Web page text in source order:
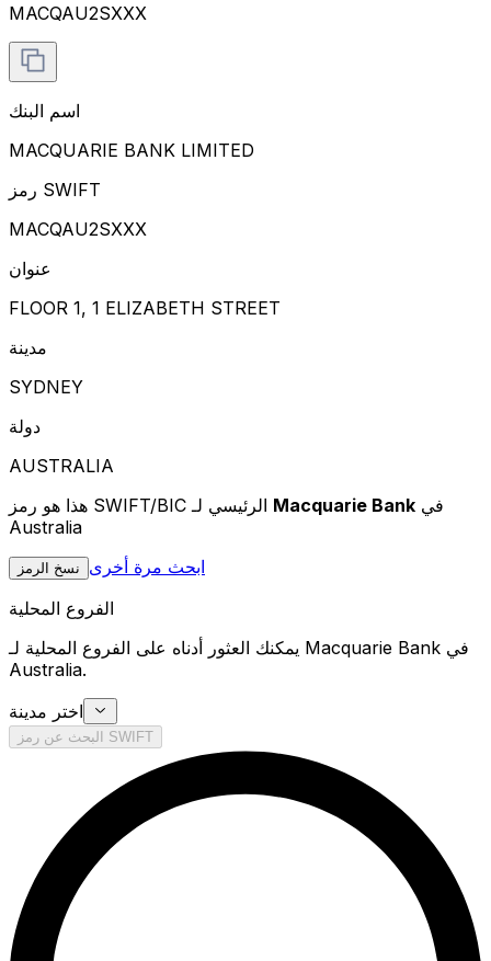
MACQAU2SXXX
اسم البنك
MACQUARIE BANK LIMITED
رمز SWIFT
MACQAU2SXXX
عنوان
FLOOR 1, 1 ELIZABETH STREET
مدينة
SYDNEY
دولة
AUSTRALIA
Macquarie Bank
Australia
نسخ الرمز
ابحث مرة أخرى
الفروع المحلية
يمكنك العثور أدناه على الفروع المحلية لـ Macquarie Bank في
Australia.
اختر مدينة
البحث عن رمز SWIFT